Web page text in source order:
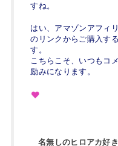
すね。
はい、アマゾンアフィ
のリンクからご購入す
す。
こちらこそ、いつもコ
励みになります。
名無しのヒロアカ好き